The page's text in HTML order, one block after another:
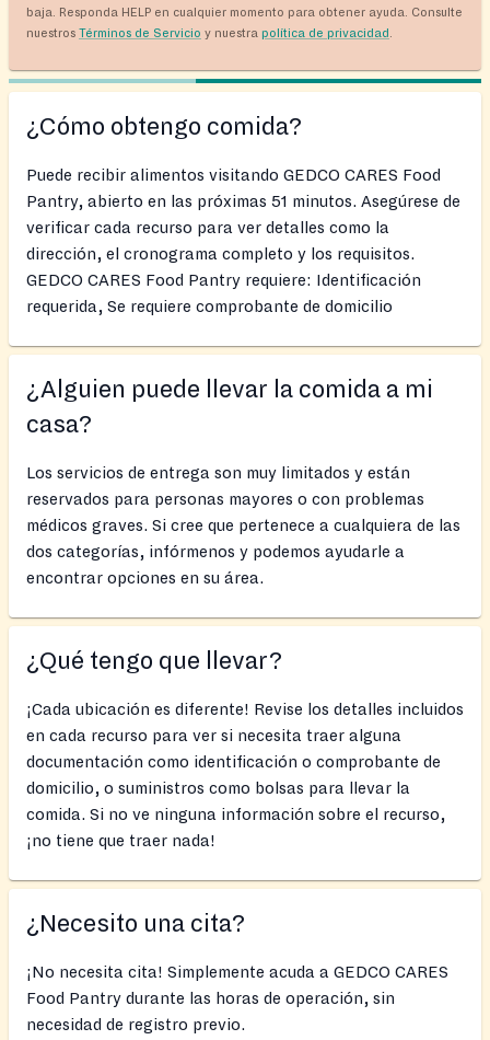
baja. Responda HELP en cualquier momento para obtener ayuda. Consulte
nuestros Términos de Servicio y nuestra política de privacidad
¿Cómo obtengo comida?
Puede recibir alimentos visitando GEDCO CARES Food
Pantry, abierto en las próximas 51 minutos. Asegúrese de
verificar cada recurso para ver detalles como la
dirección, el cronograma completo y los requisitos.
GEDCO CARES Food Pantry requiere: Identificación
requerida, Se requiere comprobante de domicilio
¿Alguien puede llevar la comida a mi
casa?
Los servicios de entrega son muy limitados y están
reservados para personas mayores o con problemas
médicos graves. Si cree que pertenece a cualquiera de las
dos categorías, infórmenos y podemos ayudarle a
encontrar opciones en su área.
¿Qué tengo que llevar?
¡Cada ubicación es diferente! Revise los detalles incluidos
en cada recurso para ver si necesita traer alguna
documentación como identificación o comprobante de
domicilio, o suministros como bolsas para llevar la
comida. Si no ve ninguna información sobre el recurso,
¡no tiene que traer nada!
¿Necesito una cita?
¡No necesita cita! Simplemente acuda a GEDCO CARES
Food Pantry durante las horas de operación, sin
necesidad de registro previo.